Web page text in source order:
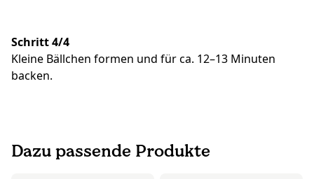
Schritt 4/4
Kleine Bällchen formen und für ca. 12–13 Minuten
backen.
Dazu passende Produkte